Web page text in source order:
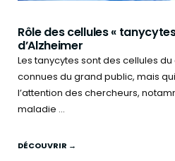
Rôle des cellules «
d’Alzheimer
Les tanycytes sont des cellules
connues du grand public, mais
l’attention des chercheurs,
maladie ...
DÉCOUVRIR →